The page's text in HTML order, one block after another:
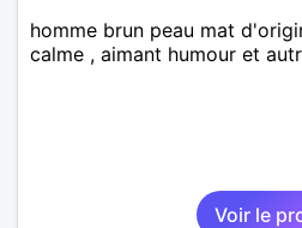
homme brun peau mat
calme , aimant humour et
Voir le